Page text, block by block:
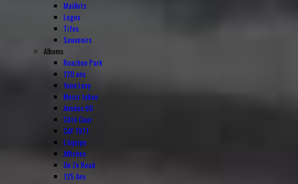
Maillots
Logos
Tifos
Souvenirs
Albums
Roazhon Park
120 ans
Yann Levy
Merci Julien
Années 60
Côté Cour
CdF 1971
L'équipe
Affiches
On Ze Road
125 Ans